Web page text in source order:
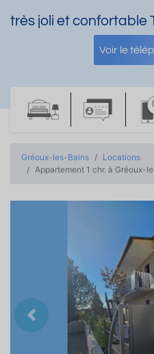
très joli et confortable
Voir le
Gréoux-les-Bains
Locations
Appartement 1 chr. à Gréoux-
Précedent